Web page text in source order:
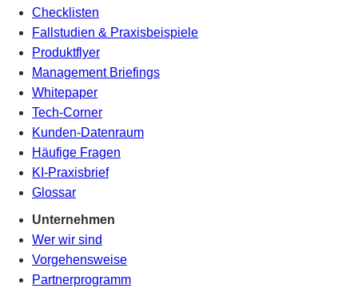
Checklisten
Fallstudien & Praxisbeispiele
Produktflyer
Management Briefings
Whitepaper
Tech-Corner
Kunden-Datenraum
Häufige Fragen
KI-Praxisbrief
Glossar
Unternehmen
Wer wir sind
Vorgehensweise
Partnerprogramm